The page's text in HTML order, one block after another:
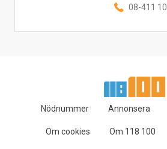
08-411
Nödnummer Annonsera
Om cookies Om 118 100